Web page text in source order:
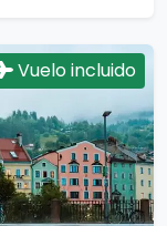
Vuelo incluido